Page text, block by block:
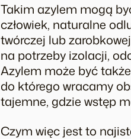
Takim azylem mogą
człowiek, naturalne
twórczej lub
na potrzeby izolacji,
Azylem może być
do którego wracamy
tajemne, gdzie wstęp
Czym więc jest to